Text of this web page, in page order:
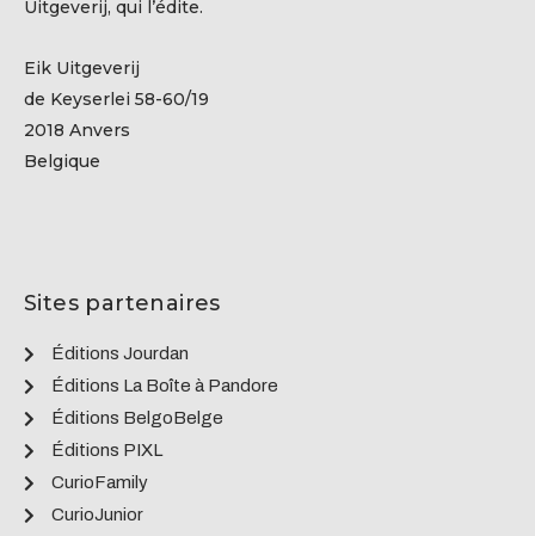
Uitgeverij, qui l’édite.
Eik Uitgeverij
de Keyserlei 58-60/19
2018 Anvers
Belgique
Sites partenaires
Éditions Jourdan
Éditions La Boîte à Pandore
Éditions BelgoBelge
Éditions PIXL
CurioFamily
CurioJunior